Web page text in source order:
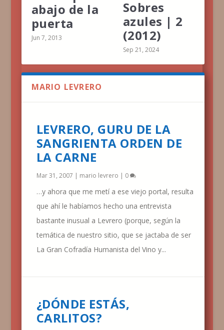
abajo de la
puerta
Jun 7, 2013
Sobres
azules | 2
(2012)
Sep 21, 2024
MARIO LEVRERO
LEVRERO, GURU DE LA
SANGRIENTA ORDEN DE
LA CARNE
Mar 31, 2007 | mario levrero | 0
…y ahora que me metí a ese viejo portal, resulta
que ahí le habíamos hecho una entrevista
bastante inusual a Levrero (porque, según la
temática de nuestro sitio, que se jactaba de ser
La Gran Cofradía Humanista del Vino y...
¿DÓNDE ESTÁS,
CARLITOS?